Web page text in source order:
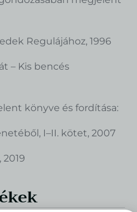
Regulájához, 1996
– Kis bencés
könyve és fordítása:
I–II. kötet, 2007